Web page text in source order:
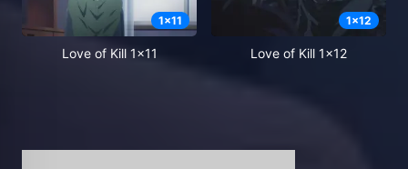
1x11
Love of Kill 1x11
1x12
Love of Kill 1x12